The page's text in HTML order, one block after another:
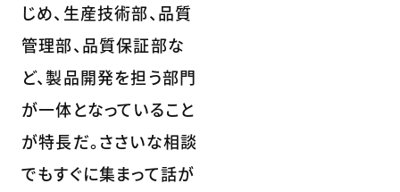
じめ、生産技術部、品質
管理部、品質保証部な
ど、製品開発を担う部門
が一体となっていること
が特長だ。ささいな相談
でもすぐに集まって話が